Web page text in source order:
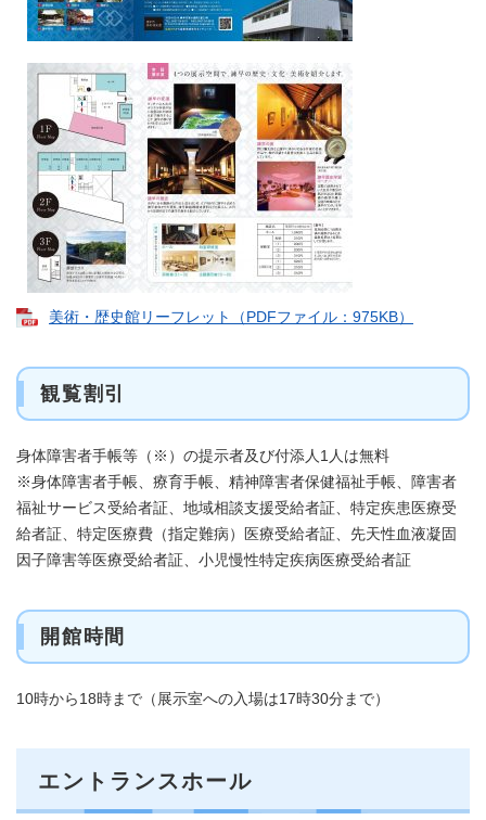
美術・歴史館リーフレット（PDFファイル：975KB）
観覧割引
身体障害者手帳等（※）の提示者及び付添人1人は無料
※身体障害者手帳、療育手帳、精神障害者保健福祉手帳、障害者
福祉サービス受給者証、地域相談支援受給者証、特定疾患医療受
給者証、特定医療費（指定難病）医療受給者証、先天性血液凝固
因子障害等医療受給者証、小児慢性特定疾病医療受給者証
開館時間
10時から18時まで（展示室への入場は17時30分まで）
エントランスホール